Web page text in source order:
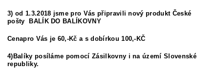
3) od 1.3.2018 jsme pro Vás připravili nový produkt České
pošty BALÍK DO BALÍKOVNY
Cenapro Vás je 60,-Kč a s dobírkou 100,-KČ
4)Balíky posíláme pomocí Zásilkovny i na území Slovenské
republiky.